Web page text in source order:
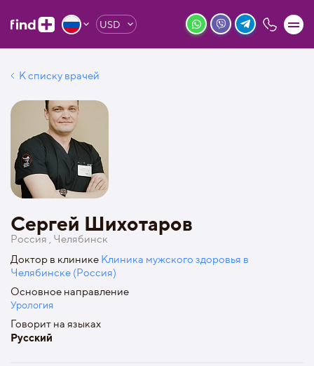
USD
К списку врачей
Сергей Шихотаров
Россия , Челябинск
Доктор в клинике Клиника мужского здоровья в
Челябинске (Россия)
Основное направление
Урология
Говорит на языках
Русский